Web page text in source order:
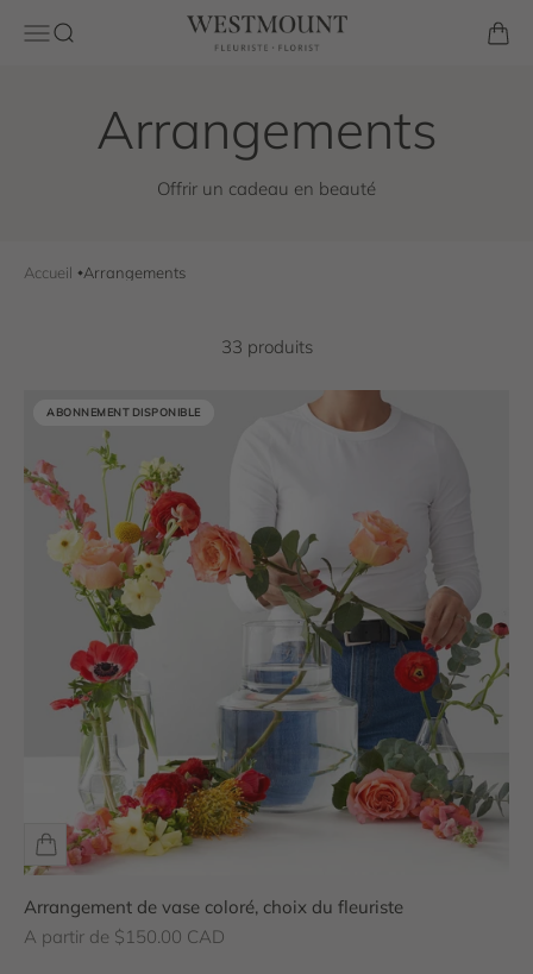
Ouvrir la navigation
Ouvrir la rechercheWestmount Florist Voir
Offrir un cadeau en beauté
Accueil Arrangements
33 produits
ABONNEMENT DISPONIBLE
ABONNEMENT DISPONIBLE
Arrangement de vase coloré, choix du fleuriste
Prix de vente
A partir de $150.00 CAD